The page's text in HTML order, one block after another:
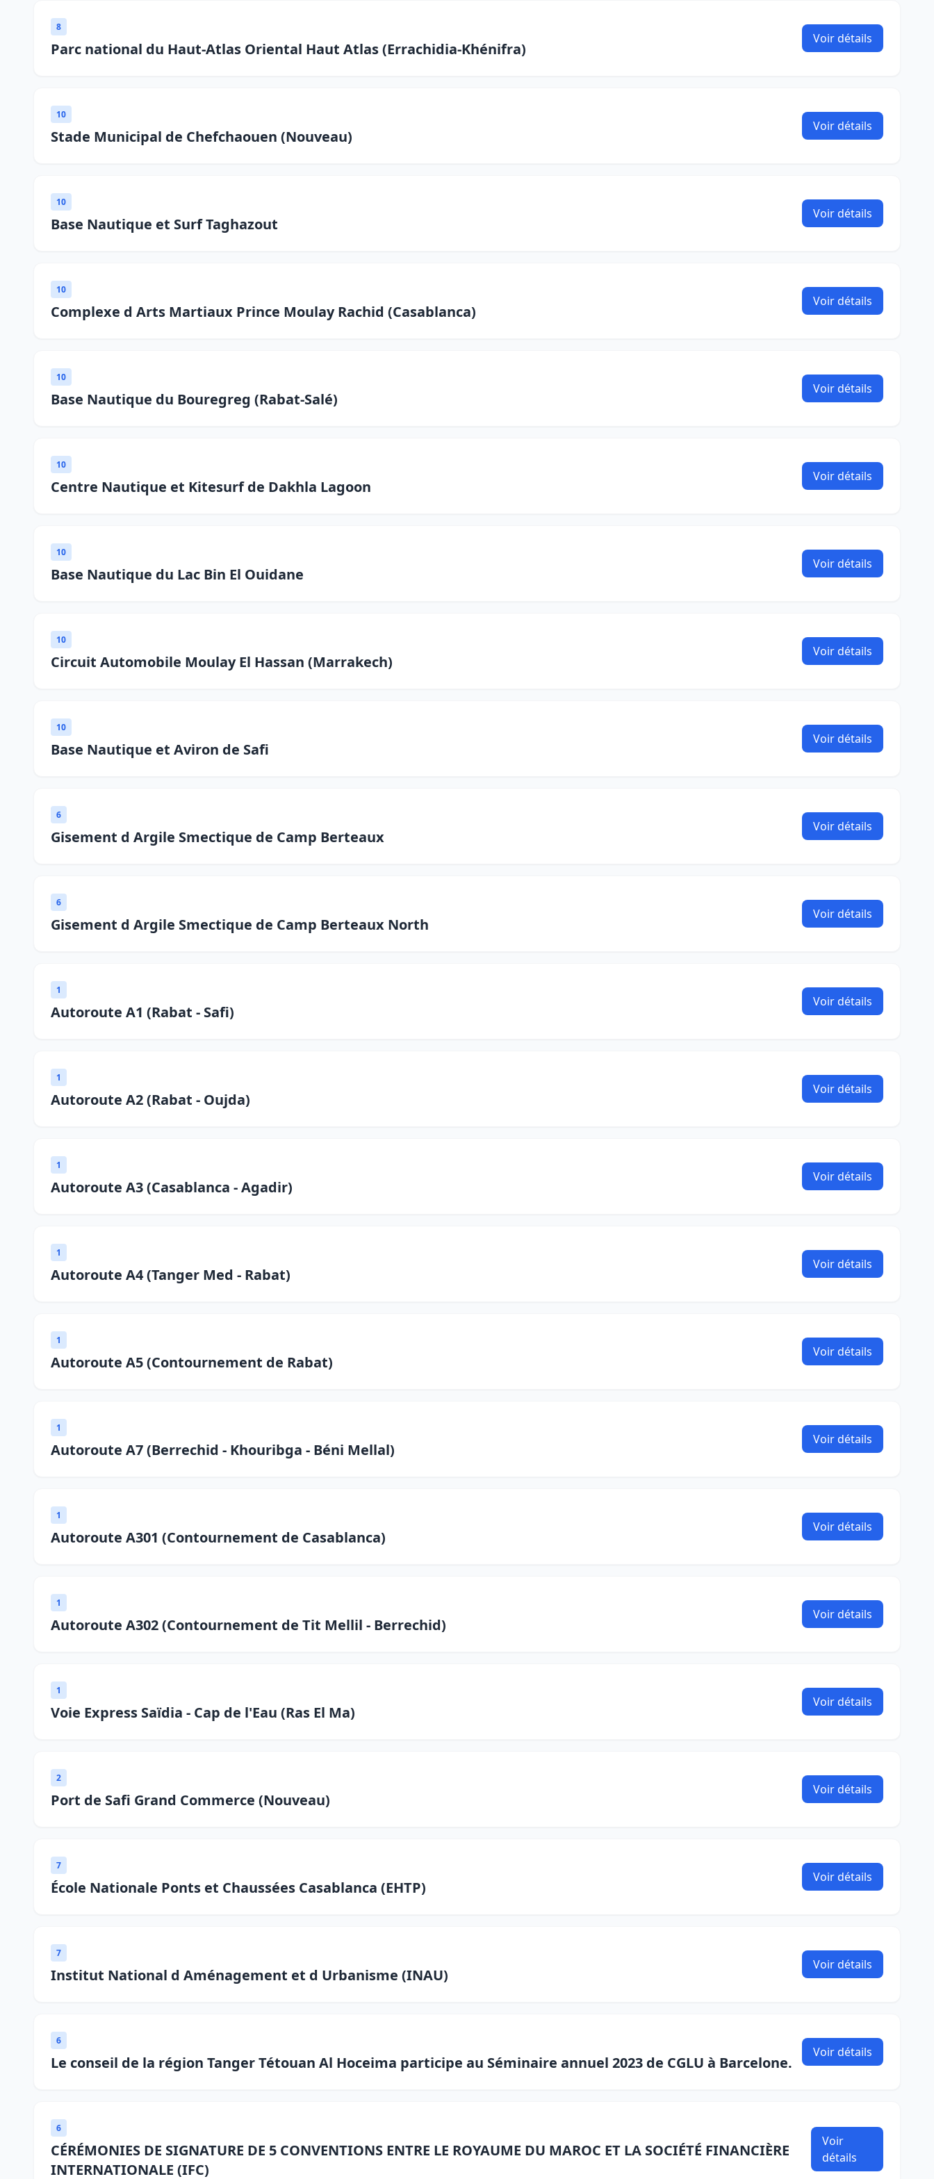
8
Parc national du Haut-Atlas Oriental Haut Atlas (Errachidia-Khénifra)
Voir détails
10
Stade Municipal de Chefchaouen (Nouveau)
Voir détails
10
Base Nautique et Surf Taghazout
Voir détails
10
Complexe d Arts Martiaux Prince Moulay Rachid (Casablanca)
Voir détails
10
Base Nautique du Bouregreg (Rabat-Salé)
Voir détails
10
Centre Nautique et Kitesurf de Dakhla Lagoon
Voir détails
10
Base Nautique du Lac Bin El Ouidane
Voir détails
10
Circuit Automobile Moulay El Hassan (Marrakech)
Voir détails
10
Base Nautique et Aviron de Safi
Voir détails
6
Gisement d Argile Smectique de Camp Berteaux
Voir détails
6
Gisement d Argile Smectique de Camp Berteaux North
Voir détails
1
Autoroute A1 (Rabat - Safi)
Voir détails
1
Autoroute A2 (Rabat - Oujda)
Voir détails
1
Autoroute A3 (Casablanca - Agadir)
Voir détails
1
Autoroute A4 (Tanger Med - Rabat)
Voir détails
1
Autoroute A5 (Contournement de Rabat)
Voir détails
1
Autoroute A7 (Berrechid - Khouribga - Béni Mellal)
Voir détails
1
Autoroute A301 (Contournement de Casablanca)
Voir détails
1
Autoroute A302 (Contournement de Tit Mellil - Berrechid)
Voir détails
1
Voie Express Saïdia - Cap de l'Eau (Ras El Ma)
Voir détails
2
Port de Safi Grand Commerce (Nouveau)
Voir détails
7
École Nationale Ponts et Chaussées Casablanca (EHTP)
Voir détails
7
Institut National d Aménagement et d Urbanisme (INAU)
Voir détails
6
Le conseil de la région Tanger Tétouan Al Hoceima participe au Séminaire annuel 2023 de CGLU à Barcelone.
Voir détails
6
CÉRÉMONIES DE SIGNATURE DE 5 CONVENTIONS ENTRE LE ROYAUME DU MAROC ET LA SOCIÉTÉ FINANCIÈRE
INTERNATIONALE (IFC)
Voir
détails